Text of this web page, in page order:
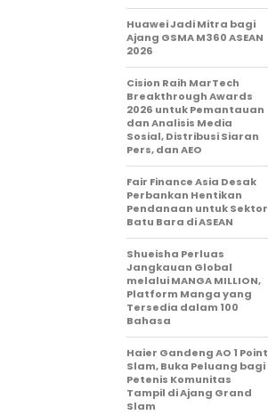
Huawei Jadi Mitra bagi
Ajang GSMA M360 ASEAN
2026
Cision Raih MarTech
Breakthrough Awards
2026 untuk Pemantauan
dan Analisis Media
Sosial, Distribusi Siaran
Pers, dan AEO
Fair Finance Asia Desak
Perbankan Hentikan
Pendanaan untuk Sektor
Batu Bara di ASEAN
Shueisha Perluas
Jangkauan Global
melalui MANGA MILLION,
Platform Manga yang
Tersedia dalam 100
Bahasa
Haier Gandeng AO 1 Point
Slam, Buka Peluang bagi
Petenis Komunitas
Tampil di Ajang Grand
Slam